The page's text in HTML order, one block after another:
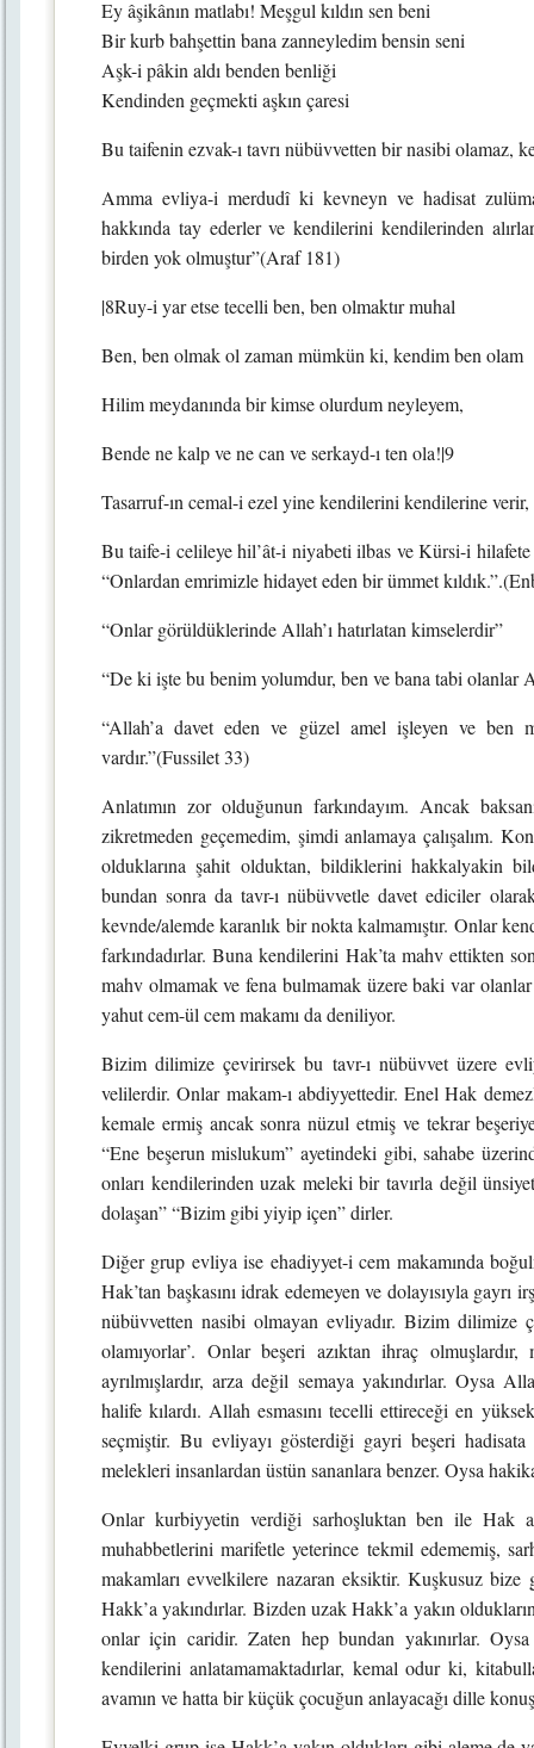
Ey âşikânın matlabı! Meşgul kıldın sen beni
Bir kurb bahşettin bana zanneyledim bensin seni
Aşk-i pâkin aldı benden benliği
Kendinden geçmekti aşkın çaresi
Bu taifenin ezvak-ı tavrı nübüvvetten bir nasibi olamaz,
Amma evliya-i merdudî ki kevneyn ve hadisat
hakkında tay ederler ve kendilerini kendilerinden
birden yok olmuştur”(Araf 181)
|8Ruy-i yar etse tecelli ben, ben olmaktır muhal
Ben, ben olmak ol zaman mümkün ki, kendim ben olam
Hilim meydanında bir kimse olurdum neyleyem,
Bende ne kalp ve ne can ve serkayd-ı ten ola!|9
Tasarruf-ın cemal-i ezel yine kendilerini kendilerine
Bu taife-i celileye hil’ât-i niyabeti ilbas ve Kürsi-i
“Onlardan emrimizle hidayet eden bir ümmet
“Onlar görüldüklerinde Allah’ı hatırlatan kimselerdir”
“De ki işte bu benim yolumdur, ben ve bana tabi olanlar
“Allah’a davet eden ve güzel amel işleyen ve ben
vardır.”(Fussilet 33)
Anlatımın zor olduğunun farkındayım. Ancak
zikretmeden geçemedim, şimdi anlamaya çalışalım.
olduklarına şahit olduktan, bildiklerini hakkalyakin
bundan sonra da tavr-ı nübüvvetle davet ediciler
kevnde/alemde karanlık bir nokta kalmamıştır. Onlar
farkındadırlar. Buna kendilerini Hak’ta mahv ettikten
mahv olmamak ve fena bulmamak üzere baki var
yahut cem-ül cem makamı da deniliyor.
Bizim dilimize çevirirsek bu tavr-ı nübüvvet üzere
velilerdir. Onlar makam-ı abdiyyettedir. Enel Hak
kemale ermiş ancak sonra nüzul etmiş ve tekrar
“Ene beşerun mislukum” ayetindeki gibi, sahabe
onları kendilerinden uzak meleki bir tavırla değil
dolaşan” “Bizim gibi yiyip içen” dirler.
Diğer grup evliya ise ehadiyyet-i cem makamında
Hak’tan başkasını idrak edemeyen ve dolayısıyla
nübüvvetten nasibi olmayan evliyadır. Bizim dilimize
olamıyorlar’. Onlar beşeri azıktan ihraç
ayrılmışlardır, arza değil semaya yakındırlar. Oysa
halife kılardı. Allah esmasını tecelli ettireceği en
seçmiştir. Bu evliyayı gösterdiği gayri beşeri
melekleri insanlardan üstün sananlara benzer. Oysa
Onlar kurbiyyetin verdiği sarhoşluktan ben ile Hak
muhabbetlerini marifetle yeterince tekmil edememiş,
makamları evvelkilere nazaran eksiktir. Kuşkusuz
Hakk’a yakındırlar. Bizden uzak Hakk’a yakın
onlar için caridir. Zaten hep bundan yakınırlar.
kendilerini anlatamamaktadırlar, kemal odur ki,
avamın ve hatta bir küçük çocuğun anlayacağı dille